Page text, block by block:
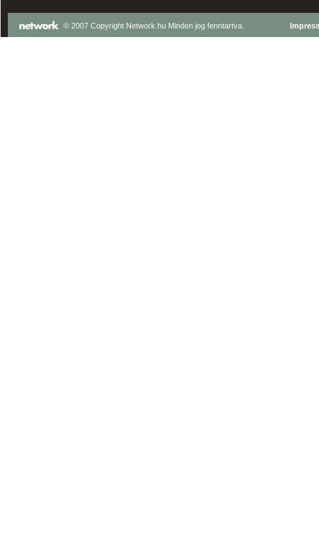
© 2007 Copyright Network.hu Minden jog fenntartva.